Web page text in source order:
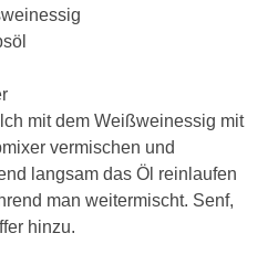
mit dem Weißweinessig mit
vermischen und
langsam das Öl reinlaufen
man weitermischt. Senf,
hinzu.